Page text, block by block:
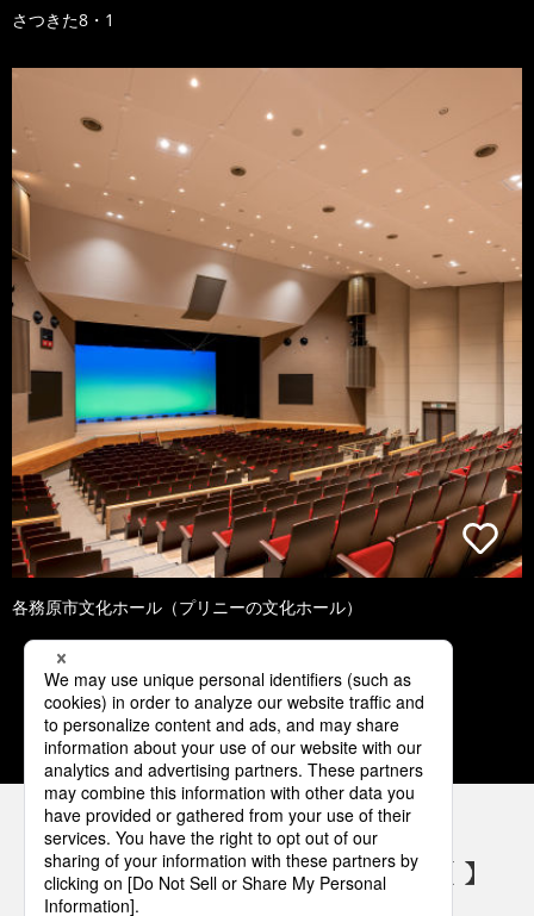
さつきた8・1
各務原市文化ホール（プリニーの文化ホール）
1 2 3 4 5
パナソニックの電気設備 SNSアカウント